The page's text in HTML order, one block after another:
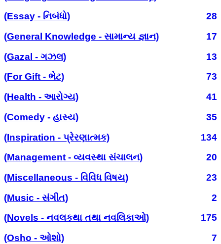
(Essay - નિબંધો)
28
(General Knowledge - સામાન્ય જ્ઞાન)
17
(Gazal - ગઝલ)
13
(For Gift - ભેટ)
73
(Health - આરોગ્ય)
41
(Comedy - હાસ્ય)
35
(Inspiration - પ્રેરણાત્મક)
134
(Management - વ્યવસ્થા સંચાલન)
20
(Miscellaneous - વિવિધ વિષય)
23
(Music - સંગીત)
2
(Novels - નવલકથા તથા નવલિકાઓ)
175
(Osho - ઓશો)
7